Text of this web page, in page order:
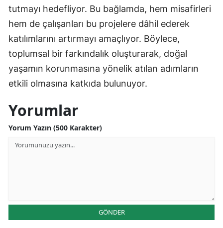
tutmayı hedefliyor. Bu bağlamda, hem misafirleri
hem de çalışanları bu projelere dâhil ederek
katılımlarını artırmayı amaçlıyor. Böylece,
toplumsal bir farkındalık oluşturarak, doğal
yaşamın korunmasına yönelik atılan adımların
etkili olmasına katkıda bulunuyor.
Yorumlar
Yorum Yazın (500 Karakter)
GÖNDER